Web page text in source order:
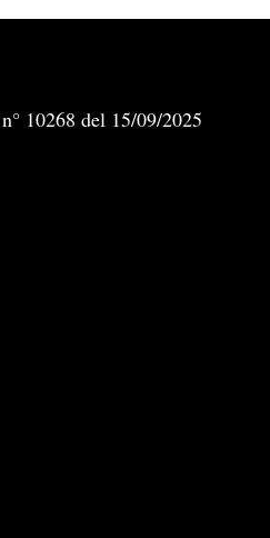
10268 del 15/09/2025